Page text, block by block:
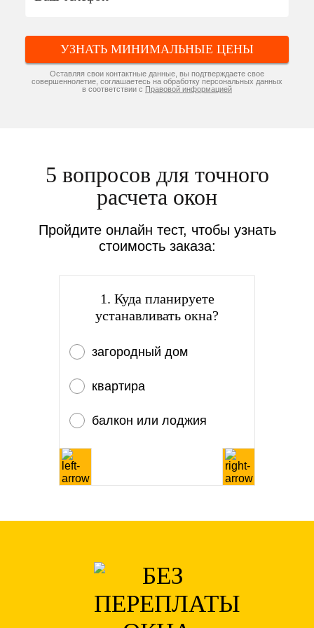
УЗНАТЬ МИНИМАЛЬНЫЕ ЦЕНЫ
Оставляя свои контактные данные, вы подтверждаете свое
совершеннолетие, соглашаетесь на обработку персональных данных
в соответствии с Правовой информацией
5 вопросов для точного
расчета окон
Пройдите онлайн тест, чтобы узнать
стоимость заказа:
1. Куда планируете
устанавливать окна?
загородный дом
квартира
балкон или лоджия